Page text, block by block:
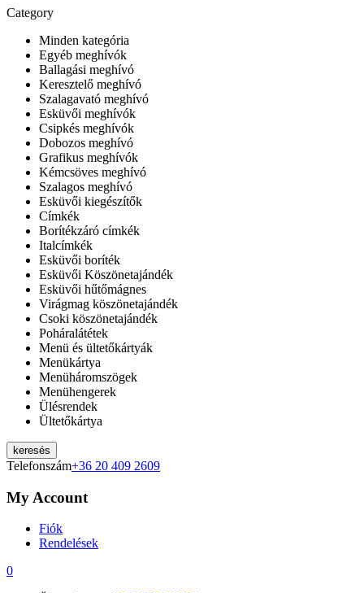
Category
Minden kategória
Egyéb meghívók
Ballagási meghívó
Keresztelő meghívó
Szalagavató meghívó
Esküvői meghívók
Csipkés meghívók
Dobozos meghívó
Grafikus meghívók
Kémcsöves meghívó
Szalagos meghívó
Esküvői kiegészítők
Címkék
Borítékzáró címkék
Italcímkék
Esküvői boríték
Esküvői Köszönetajándék
Esküvői hűtőmágnes
Virágmag köszönetajándék
Csoki köszönetajándék
Poháralátétek
Menü és ültetőkártyák
Menükártya
Menüháromszögek
Menühengerek
Ülésrendek
Ültetőkártya
keresés
Telefonszám+36 20 409 2609
My Account
Fiók
Rendelések
0